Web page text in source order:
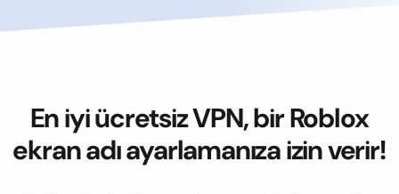
En iyi ücretsiz VPN, bir Roblox
ekran adı ayarlamanıza izin verir!